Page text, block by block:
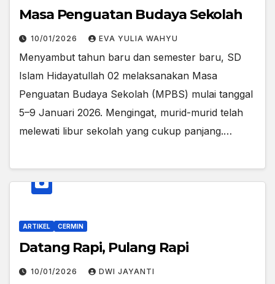
Masa Penguatan Budaya Sekolah
10/01/2026 EVA YULIA WAHYU
Menyambut tahun baru dan semester baru, SD
Islam Hidayatullah 02 melaksanakan Masa
Penguatan Budaya Sekolah (MPBS) mulai tanggal
5–9 Januari 2026. Mengingat, murid-murid telah
melewati libur sekolah yang cukup panjang.…
ARTIKEL CERMIN
Datang Rapi, Pulang Rapi
10/01/2026 DWI JAYANTI